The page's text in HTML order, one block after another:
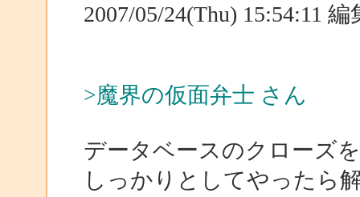
2007/05/24(Thu) 15:54:11
>魔界の仮面弁士 さん
データベースのクローズを
しっかりとしてやったら